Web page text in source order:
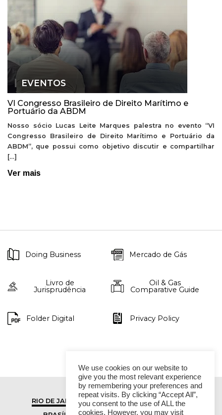
EVENTOS
VI Congresso Brasileiro de Direito Marítimo e
Portuário da ABDM
Nosso sócio Lucas Leite Marques palestra no evento “VI
Congresso Brasileiro de Direito Marítimo e Portuário da
ABDM”, que possui como objetivo discutir e compartilhar
[…]
Ver mais
Doing Business Mercado de Gás
Livro de
Jurisprudência
Oil & Gas
Comparative Guide
Folder Digital Privacy Policy
RIO DE JANEIRO
SÃO PAULO
We use cookies on our website to
give you the most relevant experience
by remembering your preferences and
repeat visits. By clicking “Accept All”,
you consent to the use of ALL the
cookies. However, you may visit